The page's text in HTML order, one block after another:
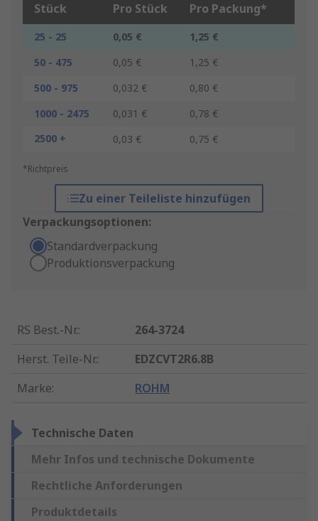
Stück Pro Stück Pro Packung*
25 - 25 0,05 €
1,25 €
50 - 475
0,05 €
1,25 €
500 - 975
0,032 €
0,80 €
1000 - 2475
0,031 €
0,78 €
2500 +
0,03 € 0,75 €
*Richtpreis
Zu einer Teileliste hinzufügen
Verpackungsoptionen:
Standardverpackung
Produktionsverpackung
RS Best.-Nr.:
264-3724
Herst. Teile-Nr.:
EDZCVT2R6.8B
Marke: ROHM
Technische Daten
Mehr Infos und technische Dokumente
Rechtliche Anforderungen
Produktdetails